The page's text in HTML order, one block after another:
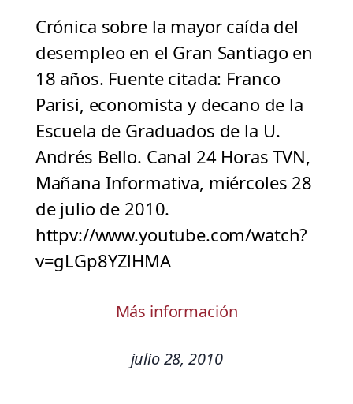
Crónica sobre la mayor caída del
desempleo en el Gran Santiago en
18 años. Fuente citada: Franco
Parisi, economista y decano de la
Escuela de Graduados de la U.
Andrés Bello. Canal 24 Horas TVN,
Mañana Informativa, miércoles 28
de julio de 2010.
httpv://www.youtube.com/watch?
v=gLGp8YZlHMA
Más información
julio 28, 2010